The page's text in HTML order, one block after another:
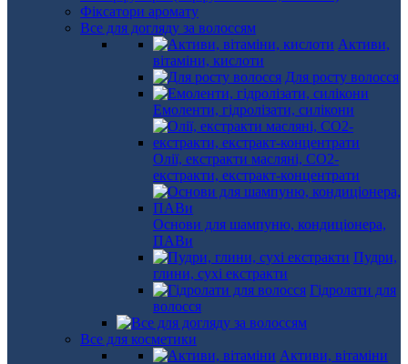
Фіксатори аромату
Все для догляду за волоссям
Активи,
вітаміни, кислоти
Для росту волосся
Емоленти, гідролізати, силікони
Олії, екстракти масляні, СО2-
екстракти, екстракт-концентрати
Основи для шампуню, кондиціонера,
ПАВи
Пудри,
глини, сухі екстракти
Гідролати для
волосся
Все для косметики
Активи, вітаміни